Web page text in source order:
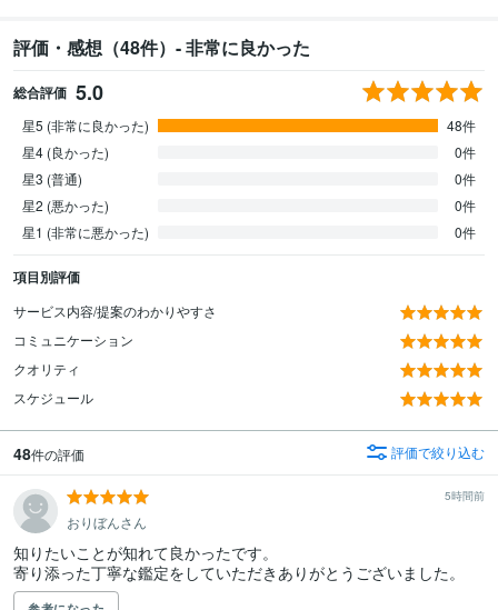
評価・感想（48件）- 非常に良かった
総合評価 5.0
星5 (非常に良かった)
48件
星4 (良かった)
0件
星3 (普通)
0件
星2 (悪かった)
0件
星1 (非常に悪かった)
0件
項目別評価
サービス内容/提案のわかりやすさ
コミュニケーション
クオリティ
スケジュール
48件の評価 評価で絞り込む
5時間前
おりぼんさん
知りたいことが知れて良かったです。